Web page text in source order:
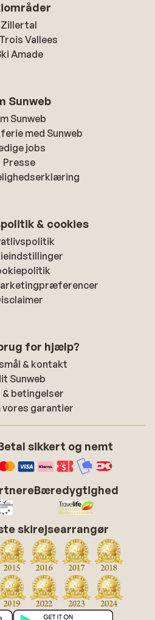
Zillertal
Vallees
Amade
Sunweb
Sunweb
med Sunweb
jobs
Presse
& cookies
for hjælp?
& kontakt
Sunweb
& betingelser
vores garantier
sikkert og nemt
Bæredygtighed
skirejsearrangør